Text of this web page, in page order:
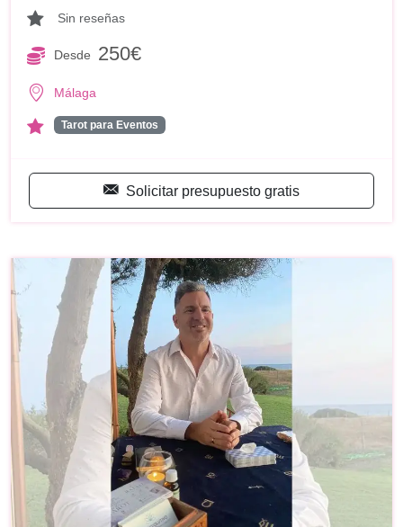
Sin reseñas
Desde 250€
Málaga
Tarot para Eventos
Solicitar presupuesto gratis